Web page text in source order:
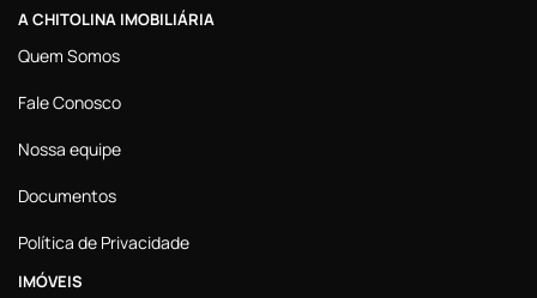
A CHITOLINA IMOBILIÁRIA
Quem Somos
Fale Conosco
Nossa equipe
Documentos
Política de Privacidade
IMÓVEIS